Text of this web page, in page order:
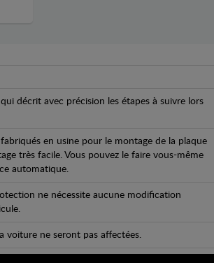
décrit avec précision les étapes à suivre lors
en usine pour le montage de la plaque
très facile. Vous pouvez le faire vous-même
automatique.
ne nécessite aucune modification
voiture ne seront pas affectées.